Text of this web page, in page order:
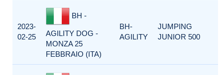
2023-
02-25
BH -
AGILITY DOG -
MONZA 25
FEBBRAIO (ITA)
BH-
AGILITY
JUMPING
JUNIOR 500